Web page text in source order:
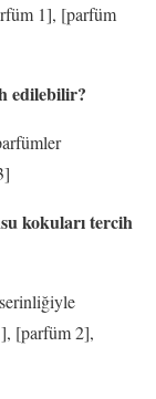
1], [parfüm
edilebilir?
kokuları tercih
[parfüm 2],